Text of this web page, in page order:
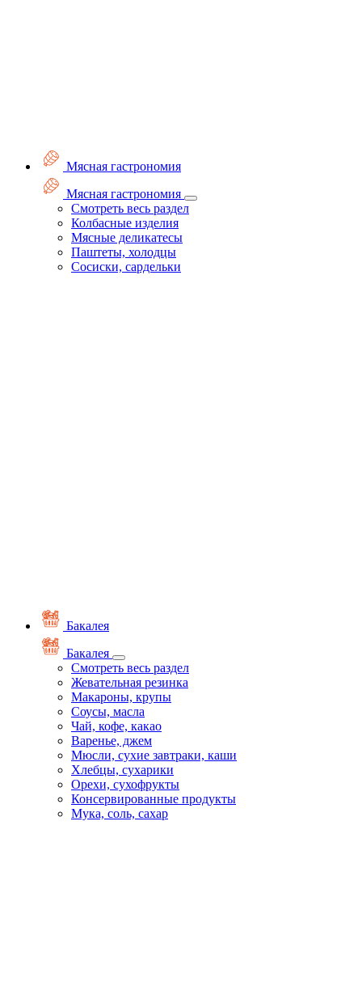
Мясная гастрономия
Мясная гастрономия
Смотреть весь раздел
Колбасные изделия
Мясные деликатесы
Паштеты, холодцы
Сосиски, сардельки
Бакалея
Бакалея
Смотреть весь раздел
Жевательная резинка
Макароны, крупы
Соусы, масла
Чай, кофе, какао
Варенье, джем
Мюсли, сухие завтраки, каши
Хлебцы, сухарики
Орехи, сухофрукты
Консервированные продукты
Мука, соль, сахар